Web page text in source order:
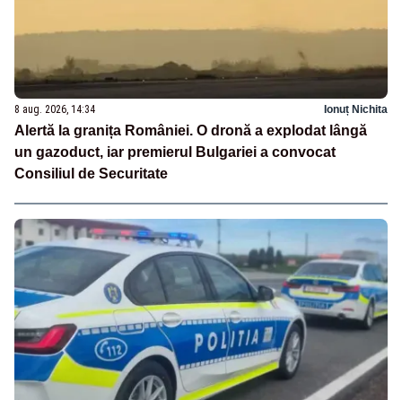
8 aug. 2026, 14:34 Ionuț Nichita
Alertă la granița României. O dronă a explodat lângă
un gazoduct, iar premierul Bulgariei a convocat
Consiliul de Securitate